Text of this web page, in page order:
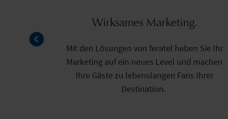
Wirksames Marketing.
Mit den Lösungen von feratel heben Sie Ihr
Marketing auf ein neues Level und machen
Ihre Gäste zu lebenslangen Fans Ihrer
Destination.
Effiziente Schnittstellen.
Der fehlerfreie Austausch zwischen
verschiedenen Systemen ist von eminenter
Bedeutung für Ihren Erfolg. Nutzen Sie
Ihr Potential mit Lösungen von feratel!